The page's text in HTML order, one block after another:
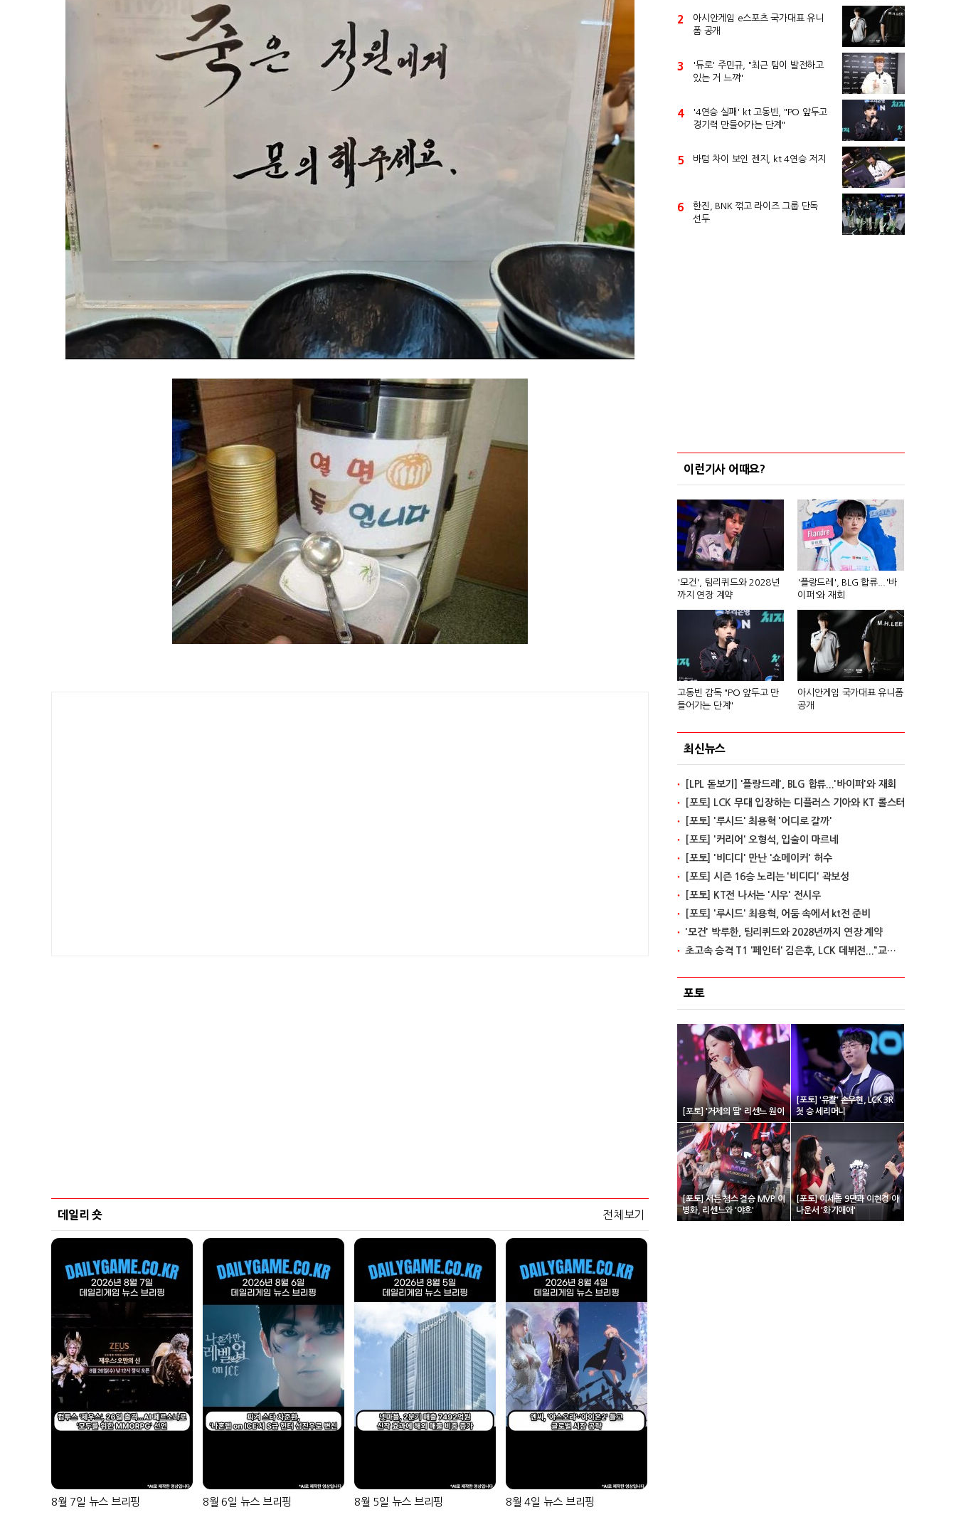
데일리 숏 전체보기
8월 7일 뉴스 브리핑 8월 6일 뉴스 브리핑 8월 5일 뉴스 브리핑 8월 4일 뉴스 브리핑
2
아시안게임 e스포츠 국가대표 유니
폼 공개
3
'듀로' 주민규, "최근 팀이 발전하고
있는 거 느껴"
4
'4연승 실패' kt 고동빈, "PO 앞두고
경기력 만들어가는 단계"
5 바텀 차이 보인 젠지, kt 4연승 저지
6
한진, BNK 꺾고 라이즈 그룹 단독
선두
이런기사 어때요?
'모건', 팀리퀴드와 2028년
까지 연장 계약
'플랑드레', BLG 합류...'바
이퍼'와 재회
고동빈 감독 "PO 앞두고 만
들어가는 단계"
아시안게임 국가대표 유니폼
공개
최신뉴스
[LPL 돋보기] '플랑드레', BLG 합류...'바이퍼'와 재회
[포토] LCK 무대 입장하는 디플러스 기아와 KT 롤스터
[포토] '루시드' 최용혁 '어디로 갈까'
[포토] '커리어' 오형석, 입술이 마르네
[포토] '비디디' 만난 '쇼메이커' 허수
[포토] 시즌 16승 노리는 '비디디' 곽보성
[포토] KT전 나서는 '시우' 전시우
[포토] '루시드' 최용혁, 어둠 속에서 kt전 준비
'모건' 박루한, 팀리퀴드와 2028년까지 연장 계약
초고속 승격 T1 '페인터' 김은후, LCK 데뷔전..."교전서 돋보이는 실력"
포토
[포토] '거제의 딸' 리센느 원이
[포토] '유칼' 손우현, LCK 3R
첫 승 세리머니
[포토] 서든 챔스 결승 MVP 이
병화, 리센느와 '야호'
[포토] 이세돌 9단과 이현경 아
나운서 '화기애애'